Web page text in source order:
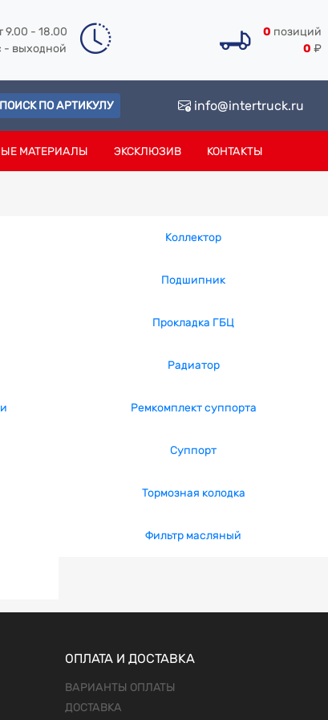
9.00 - 18.00
- выходной
0 позиций
0 ₽
ПОИСК ПО АРТИКУЛУ info@intertruck.ru
МАТЕРИАЛЫ ЭКСКЛЮЗИВ КОНТАКТЫ
Коллектор
Подшипник
Прокладка ГБЦ
Радиатор
Ремкомплект суппорта
Суппорт
Тормозная колодка
Фильтр масляный
ОПЛАТА И ДОСТАВКА
ВАРИАНТЫ ОПЛАТЫ
ДОСТАВКА